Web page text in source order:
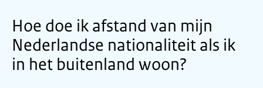
Hoe doe ik afstand van mijn
Nederlandse nationaliteit als ik
in het buitenland woon?